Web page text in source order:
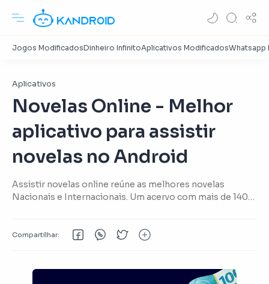
Aplicativos
Novelas Online - Melhor
aplicativo para assistir
novelas no Android
Assistir novelas online reúne as melhores novelas
Nacionais e Internacionais. Um acervo com mais de 140